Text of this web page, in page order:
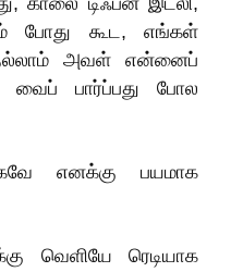
போது கூட, எங்கள்
அவள் என்னைப்
வைப் பார்ப்பது போல
எனக்கு பயமாக
வெளியே ரெடியாக